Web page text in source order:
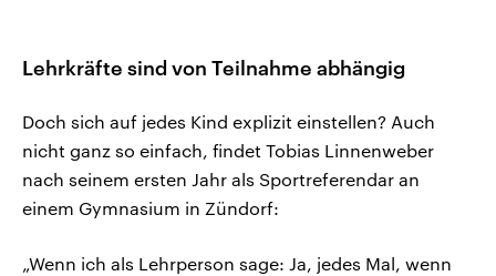
Lehrkräfte sind von Teilnahme abhängig
Doch sich auf jedes Kind explizit einstellen? Auch
nicht ganz so einfach, findet Tobias Linnenweber
nach seinem ersten Jahr als Sportreferendar an
einem Gymnasium in Zündorf:
„Wenn ich als Lehrperson sage: Ja, jedes Mal, wenn